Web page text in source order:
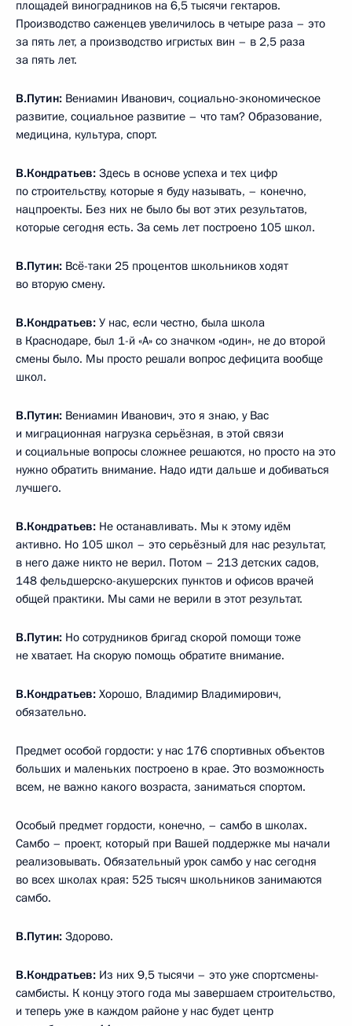
площадей виноградников на 6,5 тысячи гектаров.
Производство саженцев увеличилось в четыре раза – это
за пять лет, а производство игристых вин – в 2,5 раза
за пять лет.
В.Путин: Вениамин Иванович, социально-экономическое
развитие, социальное развитие – что там? Образование,
медицина, культура, спорт.
В.Кондратьев: Здесь в основе успеха и тех цифр
по строительству, которые я буду называть, – конечно,
нацпроекты. Без них не было бы вот этих результатов,
которые сегодня есть. За семь лет построено 105 школ.
В.Путин: Всё-таки 25 процентов школьников ходят
во вторую смену.
В.Кондратьев: У нас, если честно, была школа
в Краснодаре, был 1-й «А» со значком «один», не до второй
смены было. Мы просто решали вопрос дефицита вообще
школ.
В.Путин: Вениамин Иванович, это я знаю, у Вас
и миграционная нагрузка серьёзная, в этой связи
и социальные вопросы сложнее решаются, но просто на это
нужно обратить внимание. Надо идти дальше и добиваться
лучшего.
В.Кондратьев: Не останавливать. Мы к этому идём
активно. Но 105 школ – это серьёзный для нас результат,
в него даже никто не верил. Потом – 213 детских садов,
148 фельдшерско-акушерских пунктов и офисов врачей
общей практики. Мы сами не верили в этот результат.
В.Путин: Но сотрудников бригад скорой помощи тоже
не хватает. На скорую помощь обратите внимание.
В.Кондратьев: Хорошо, Владимир Владимирович,
обязательно.
Предмет особой гордости: у нас 176 спортивных объектов
больших и маленьких построено в крае. Это возможность
всем, не важно какого возраста, заниматься спортом.
Особый предмет гордости, конечно, – самбо в школах.
Самбо – проект, который при Вашей поддержке мы начали
реализовывать. Обязательный урок самбо у нас сегодня
во всех школах края: 525 тысяч школьников занимаются
самбо.
В.Путин: Здорово.
В.Кондратьев: Из них 9,5 тысячи – это уже спортсмены-
самбисты. К концу этого года мы завершаем строительство,
и теперь уже в каждом районе у нас будет центр